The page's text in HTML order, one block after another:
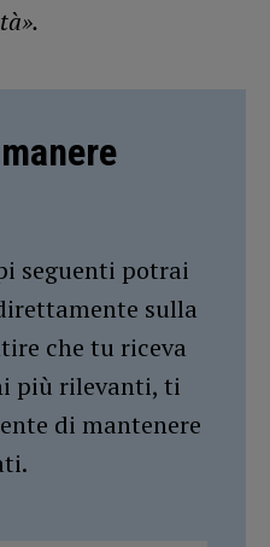
seguenti potrai
sulla
che tu riceva
più rilevanti, ti
di mantenere